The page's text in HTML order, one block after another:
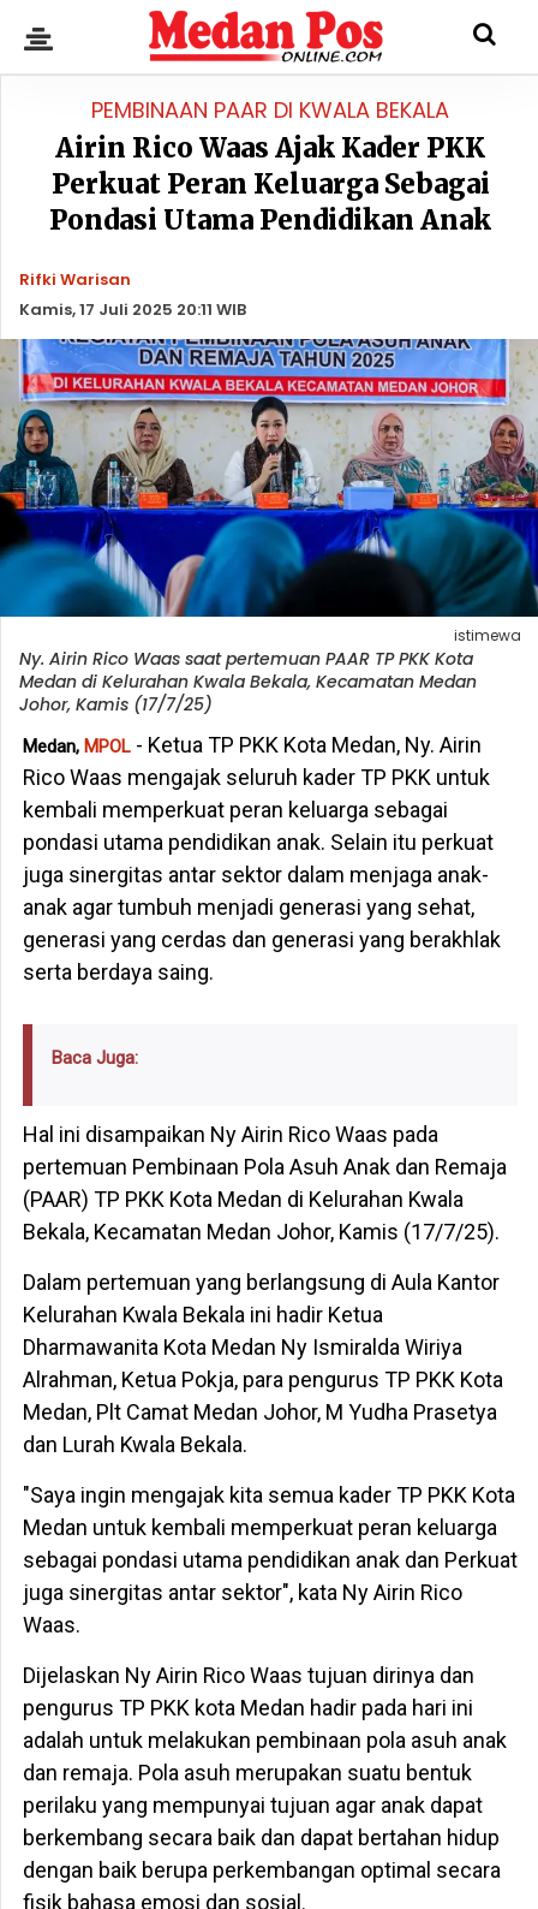
PEMBINAAN PAAR DI KWALA BEKALA
Airin Rico Waas Ajak Kader PKK
Perkuat Peran Keluarga Sebagai
Pondasi Utama Pendidikan Anak
Rifki Warisan
Kamis, 17 Juli 2025 20:11 WIB
istimewa
Ny. Airin Rico Waas saat pertemuan PAAR TP PKK Kota
Medan di Kelurahan Kwala Bekala, Kecamatan Medan
Johor, Kamis (17/7/25)
Medan, MPOL- Ketua TP PKK Kota Medan, Ny. Airin
Rico Waas mengajak seluruh kader TP PKK untuk
kembali memperkuat peran keluarga sebagai
pondasi utama pendidikan anak. Selain itu perkuat
juga sinergitas antar sektor dalam menjaga anak-
anak agar tumbuh menjadi generasi yang sehat,
generasi yang cerdas dan generasi yang berakhlak
serta berdaya saing.
Baca Juga:
Hal ini disampaikan Ny Airin Rico Waas pada
pertemuan Pembinaan Pola Asuh Anak dan Remaja
(PAAR) TP PKK Kota Medan di Kelurahan Kwala
Bekala, Kecamatan Medan Johor, Kamis (17/7/25).
Dalam pertemuan yang berlangsung di Aula Kantor
Kelurahan Kwala Bekala ini hadir Ketua
Dharmawanita Kota Medan Ny Ismiralda Wiriya
Alrahman, Ketua Pokja, para pengurus TP PKK Kota
Medan, Plt Camat Medan Johor, M Yudha Prasetya
dan Lurah Kwala Bekala.
"Saya ingin mengajak kita semua kader TP PKK Kota
Medan untuk kembali memperkuat peran keluarga
sebagai pondasi utama pendidikan anak dan Perkuat
juga sinergitas antar sektor", kata Ny Airin Rico
Waas.
Dijelaskan Ny Airin Rico Waas tujuan dirinya dan
pengurus TP PKK kota Medan hadir pada hari ini
adalah untuk melakukan pembinaan pola asuh anak
dan remaja. Pola asuh merupakan suatu bentuk
perilaku yang mempunyai tujuan agar anak dapat
berkembang secara baik dan dapat bertahan hidup
dengan baik berupa perkembangan optimal secara
fisik bahasa emosi dan sosial.